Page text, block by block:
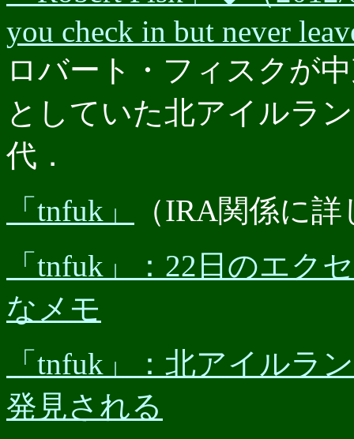
you check in but never
ロバート・フィスクが
としていた北アイルラ
代．
「tnfuk」
（IRA関係に
「tnfuk」：22日のエク
なメモ
「tnfuk」：北アイルラ
発見される